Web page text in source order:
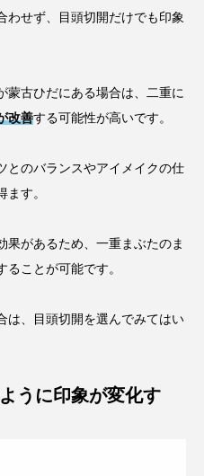
わせず、目頭切開だけでも印象
蒙古ひだにある場合は、二重に
改善する可能性が高いです。
とのバランスやアイメイクの仕
す。
果があるため、一重まぶたのま
ることが可能です。
は、目頭切開を選んでみてはい
うに印象が変化す